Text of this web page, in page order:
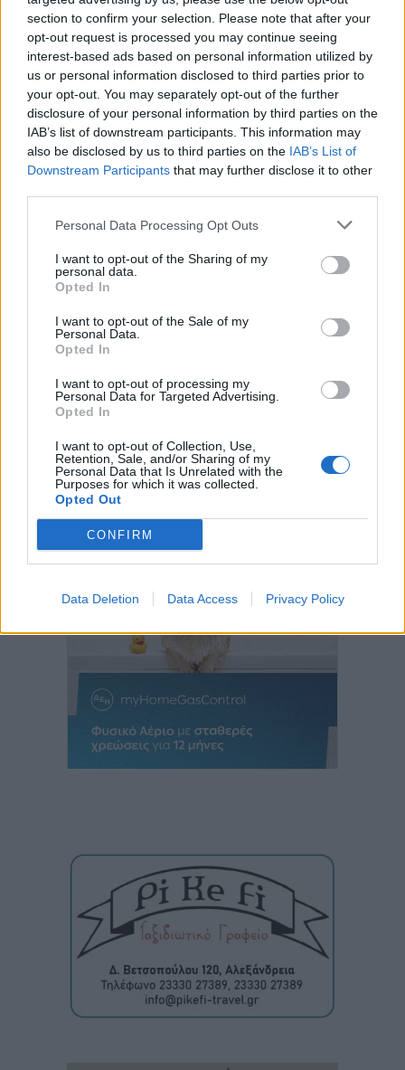
section to confirm your selection. Please note that after your
opt-out request is processed you may continue seeing
interest-based ads based on personal information utilized by
us or personal information disclosed to third parties prior to
your opt-out. You may separately opt-out of the further
disclosure of your personal information by third parties on the
IAB’s list of downstream participants. This information may
also be disclosed by us to third parties on the IAB’s List of
Downstream Participants that may further disclose it to other
Personal Data Processing Opt Outs
I want to opt-out of the Sharing of my
personal data.
Opted In
I want to opt-out of the Sale of my
Personal Data.
Opted In
I want to opt-out of processing my
Personal Data for Targeted Advertising.
Opted In
I want to opt-out of Collection, Use,
Retention, Sale, and/or Sharing of my
Personal Data that Is Unrelated with the
Purposes for which it was collected.
Opted Out
CONFIRM
Data Deletion Data Access Privacy Policy